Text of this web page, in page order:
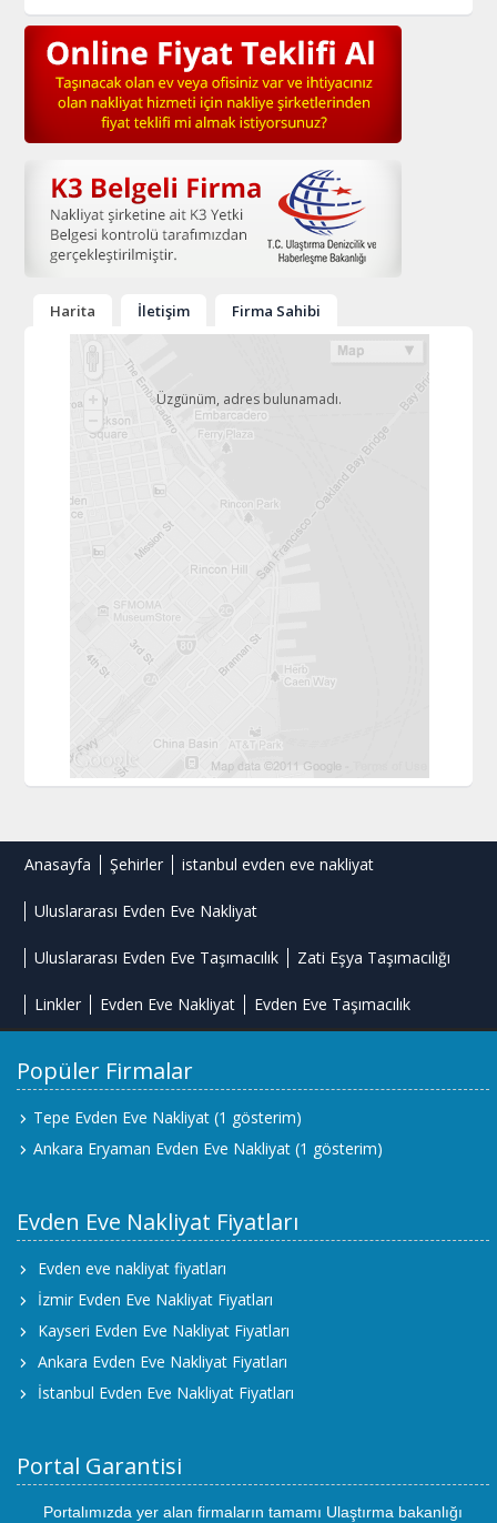
Harita İletişim Firma Sahibi
Üzgünüm, adres bulunamadı.
Anasayfa Şehirler istanbul evden eve nakliyat
Uluslararası Evden Eve Nakliyat
Uluslararası Evden Eve Taşımacılık Zati Eşya Taşımacılığı
Linkler Evden Eve Nakliyat Evden Eve Taşımacılık
Popüler Firmalar
Tepe Evden Eve Nakliyat (1 gösterim)
Ankara Eryaman Evden Eve Nakliyat (1 gösterim)
Evden Eve Nakliyat Fiyatları
Evden eve nakliyat fiyatları
İzmir Evden Eve Nakliyat Fiyatları
Kayseri Evden Eve Nakliyat Fiyatları
Ankara Evden Eve Nakliyat Fiyatları
İstanbul Evden Eve Nakliyat Fiyatları
Portal Garantisi
Portalımızda yer alan firmaların tamamı Ulaştırma bakanlığı